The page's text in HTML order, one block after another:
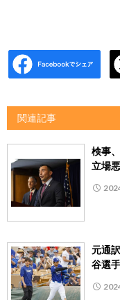
関連記事
検事
立場悪
元通
谷選